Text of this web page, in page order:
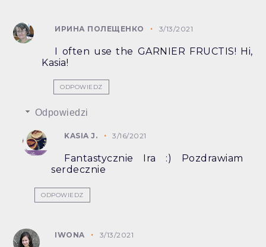
ИРИНА ПОЛЕЩЕНКО 3/13/2021
I often use the GARNIER FRUCTIS! Hi,
Kasia!
ODPOWIEDZ
Odpowiedzi
KASIA J. 3/16/2021
Fantastycznie Ira :) Pozdrawiam
serdecznie
ODPOWIEDZ
IWONA 3/13/2021